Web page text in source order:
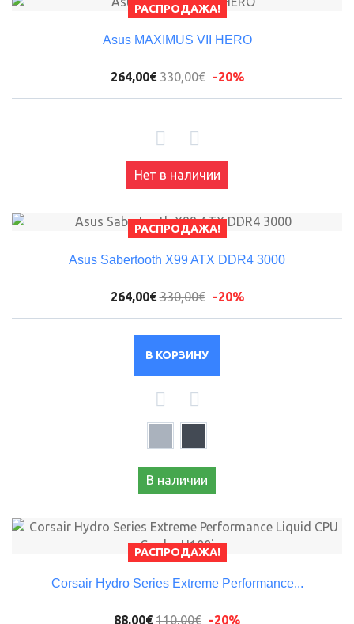
РАСПРОДАЖА!
Asus MAXIMUS VII HERO
264,00€ 330,00€ -20%
Нет в наличии
РАСПРОДАЖА!
Asus Sabertooth X99 ATX DDR4 3000
264,00€ 330,00€ -20%
В КОРЗИНУ
В наличии
РАСПРОДАЖА!
Corsair Hydro Series Extreme Performance...
88,00€ 110,00€ -20%